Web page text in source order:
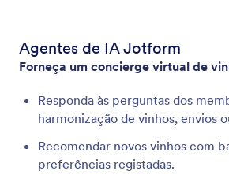
Agentes de IA Jotform
Forneça um concierge virtual de
Responda às perguntas dos
harmonização de vinhos, envios
Recomendar novos vinhos com
preferências registadas.